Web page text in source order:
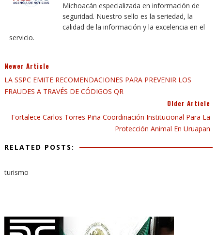
Michoacán especializada en información de
seguridad. Nuestro sello es la seriedad, la
calidad de la información y la excelencia en el
servicio.
Newer Article
LA SSPC EMITE RECOMENDACIONES PARA PREVENIR LOS
FRAUDES A TRAVÉS DE CÓDIGOS QR
Older Article
Fortalece Carlos Torres Piña Coordinación Institucional Para La
Protección Animal En Uruapan
RELATED POSTS:
turismo